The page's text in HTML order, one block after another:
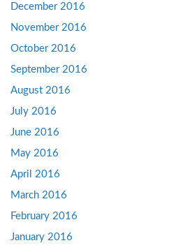
December 2016
November 2016
October 2016
September 2016
August 2016
July 2016
June 2016
May 2016
April 2016
March 2016
February 2016
January 2016